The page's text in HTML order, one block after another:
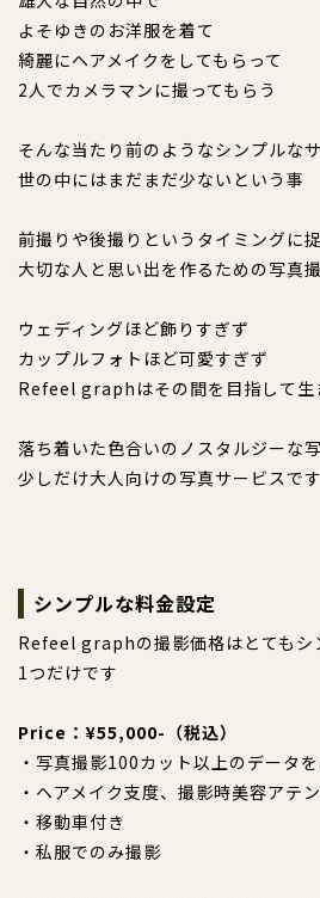
よそゆきのお洋服を着て
綺麗にヘアメイクをしてもらって
2人でカメラマンに撮ってもらう
そんな当たり前のようなシンプルな
世の中にはまだまだ少ないという事
前撮りや後撮りというタイミングに
大切な人と思い出を作るための写真
ウェディングほど飾りすぎず
カップルフォトほど可愛すぎず
Refeel graphはその間を目指して生
落ち着いた色合いのノスタルジーな
少しだけ大人向けの写真サービスです
シンプルな料金設定
Refeel graphの撮影価格はとてもシ
1つだけです
Price：¥55,000-（税込）
・写真撮影100カット以上のデータ
・ヘアメイク支度、撮影時美容アテ
・移動車付き
・私服でのみ撮影